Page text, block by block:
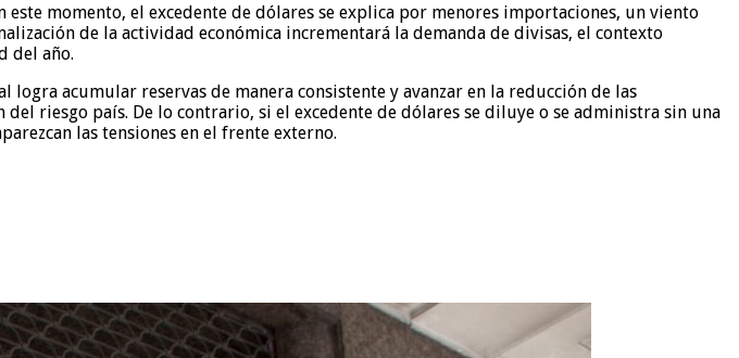
momento, el excedente de dólares se explica por menores importaciones, un viento
de la actividad económica incrementará la demanda de divisas, el contexto
del año.
acumular reservas de manera consistente y avanzar en la reducción de las
riesgo país. De lo contrario, si el excedente de dólares se diluye o se administra sin una
las tensiones en el frente externo.